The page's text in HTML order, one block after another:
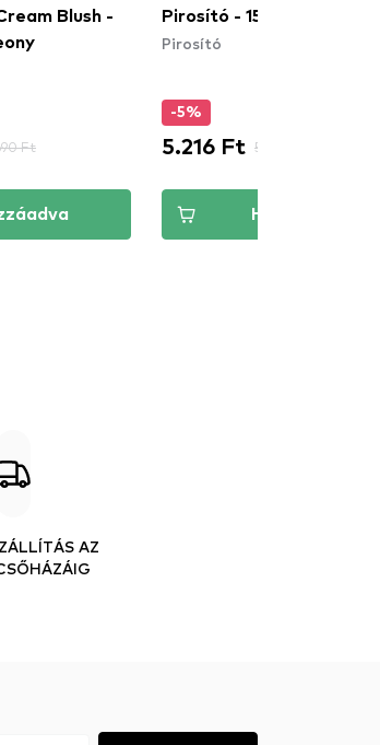
Blush -
Ft
Pirosító - 15 Seductive
Pirosító
-5%
5.216 Ft 5.490 Ft
Hozzáadva
AZ